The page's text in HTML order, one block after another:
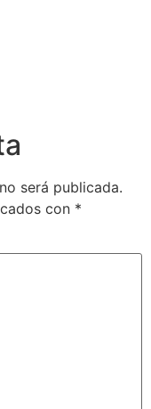
será publicada.
con *